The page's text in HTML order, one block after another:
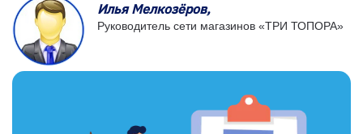
Илья Мелкозёров,
Руководитель сети магазинов «ТРИ ТОПОРА»